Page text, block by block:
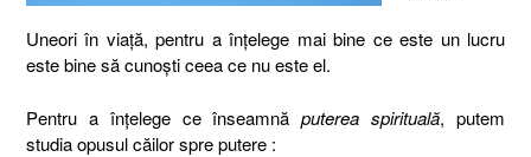
Uneori în viaţă, pentru a înţelege mai bine ce este un lucru
este bine să cunoşti ceea ce nu este el.
Pentru a înţelege ce înseamnăputerea spirituală, putem
studia opusul căilor spre putere :